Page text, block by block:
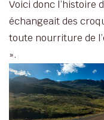
Voici donc l’histoire
échangeait des
toute nourriture de
».